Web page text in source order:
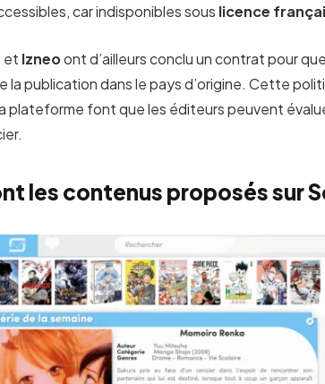
car indisponibles sous licence
et Izneoont d’ailleurs conclu un contrat pour
la publication dans le pays d’origine. Cette
plateforme font que les éditeurs peuvent
les contenus proposés sur